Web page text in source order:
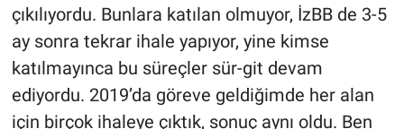
çıkılıyordu. Bunlara katılan olmuyor, İzBB de 3-5
ay sonra tekrar ihale yapıyor, yine kimse
katılmayınca bu süreçler sür-git devam
ediyordu. 2019’da göreve geldiğimde her alan
için birçok ihaleye çıktık, sonuç aynı oldu. Ben
Yerel Yaşam
Canlı Yayın